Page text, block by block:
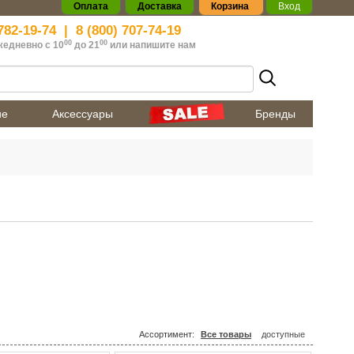
Оплата Доставка Корзина Вход
19-74| 8 (800) 707-74-19
с 1000до 2100 или напишите нам
Аксессуары Бренды
Ассортимент: Все товары доступные